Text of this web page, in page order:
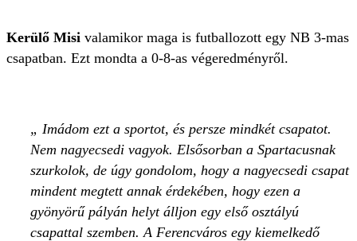
Kerülő Misi valamikor maga is futballozott egy NB 3-mas
csapatban. Ezt mondta a 0-8-as végeredményről.
Imádom ezt a sportot, és persze mindkét csapatot.
Nem nagyecsedi vagyok. Elsősorban a Spartacusnak
szurkolok, de úgy gondolom, hogy a nagyecsedi csapat
mindent megtett annak érdekében, hogy ezen a
gyönyörű pályán helyt álljon egy első osztályú
csapattal szemben. A Ferencváros egy kiemelkedő